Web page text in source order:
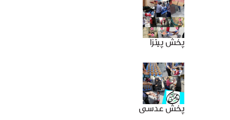
پخش پیتزا
پخش عدسی